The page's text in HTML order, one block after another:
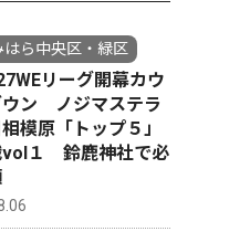
2026.08.06
古市宝
？（期間
さがみはら
協議会
はら中央区・緑区
リーグ開幕カウ
ウン ノジマステラ
模原「トップ５」
vol１ 鈴鹿神社で必